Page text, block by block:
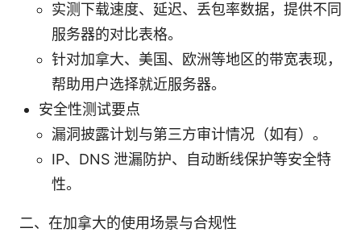
实测下载速度、延迟、丢包率数据，提供不同
服务器的对比表格。
针对加拿大、美国、欧洲等地区的带宽表现，
帮助用户选择就近服务器。
安全性测试要点
漏洞披露计划与第三方审计情况（如有）。
IP、DNS 泄漏防护、自动断线保护等安全特
性。
二、在加拿大的使用场景与合规性